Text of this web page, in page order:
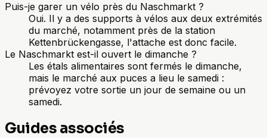
Puis-je garer un vélo près du Naschmarkt ?
Oui. Il y a des supports à vélos aux deux extrémités
du marché, notamment près de la station
Kettenbrückengasse, l'attache est donc facile.
Le Naschmarkt est-il ouvert le dimanche ?
Les étals alimentaires sont fermés le dimanche,
mais le marché aux puces a lieu le samedi :
prévoyez votre sortie un jour de semaine ou un
samedi.
Guides associés